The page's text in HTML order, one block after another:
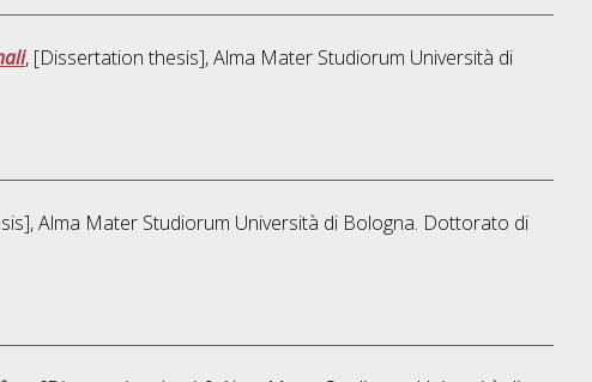
, [Dissertation thesis], Alma Mater Studiorum Università di
Alma Mater Studiorum Università di Bologna. Dottorato di